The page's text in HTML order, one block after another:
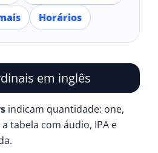
Horários
em inglês
indicam quantidade: one,
tabela com áudio, IPA e